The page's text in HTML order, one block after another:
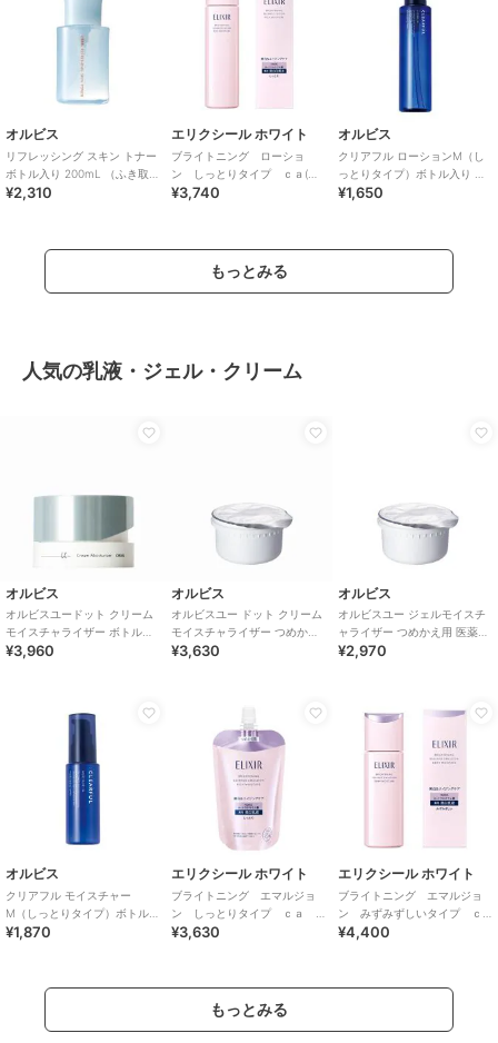
オルビス
リフレッシング スキン トナー
ボトル入り 200mL （ふき取り
化粧水）
¥2,310
エリクシール ホワイト
ブライトニング ローショ
ン しっとりタイプ ｃａ(医
薬部外品)
¥3,740
オルビス
クリアフル ローションM（し
っとりタイプ）ボトル入り 医
薬部外品
¥1,650
もっとみる
人気の乳液・ジェル・クリーム
オルビス
オルビスユードット クリーム
モイスチャライザー ボトル入
り 50g 医薬部外品
¥3,960
オルビス
オルビスユー ドット クリーム
モイスチャライザー つめかえ
用 医薬部外品
¥3,630
オルビス
オルビスユー ジェルモイスチ
ャライザー つめかえ用 医薬部
外品
¥2,970
オルビス
クリアフル モイスチャー
M（しっとりタイプ）ボトル入
り 医薬部外品
¥1,870
エリクシール ホワイト
ブライトニング エマルジョ
ン しっとりタイプ ｃａ
（つめかえ用）医薬部外品
¥3,630
エリクシール ホワイト
ブライトニング エマルジョ
ン みずみずしいタイプ ｃ
ａ(医薬部外品)
¥4,400
もっとみる